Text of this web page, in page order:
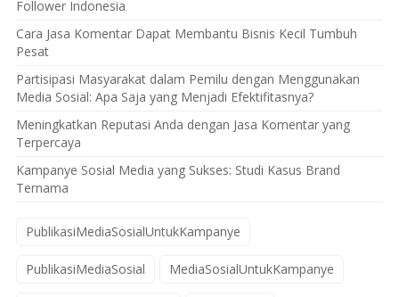
Follower Indonesia
Cara Jasa Komentar Dapat Membantu Bisnis Kecil Tumbuh
Pesat
Partisipasi Masyarakat dalam Pemilu dengan Menggunakan
Media Sosial: Apa Saja yang Menjadi Efektifitasnya?
Meningkatkan Reputasi Anda dengan Jasa Komentar yang
Terpercaya
Kampanye Sosial Media yang Sukses: Studi Kasus Brand
Ternama
PublikasiMediaSosialUntukKampanye
PublikasiMediaSosial MediaSosialUntukKampanye